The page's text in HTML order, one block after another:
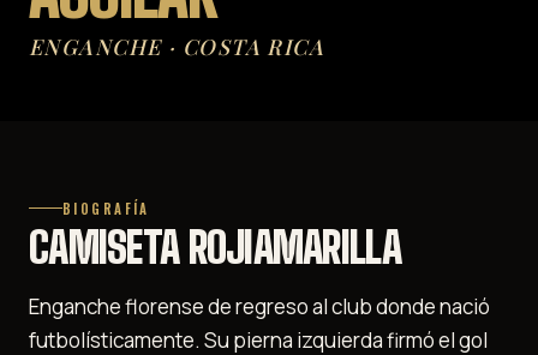
ENGANCHE· COSTA RICA
BIOGRAFÍA
CAMISETA ROJIAMARILLA
Enganche florense de regreso al club donde nació
futbolísticamente. Su pierna izquierda firmó el gol